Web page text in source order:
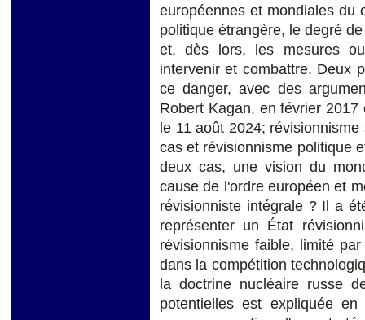
européennes et mondiales du
politique étrangère, le degré
et, dès lors, les mesures
intervenir et combattre. Deux
ce danger, avec des
Robert Kagan, en février
le 11 août 2024;
cas et révisionnisme politique
deux cas, une vision du
cause de l'ordre européen et
révisionniste intégrale ? Il a
représenter un État
révisionnisme faible, limité
dans la compétition
la doctrine nucléaire russe
potentielles est expliquée